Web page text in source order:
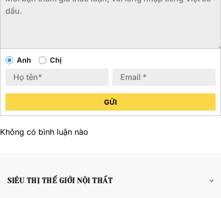
Anh Chị
GỬI
Không có bình luận nào
SIÊU THỊ THẾ GIỚI NỘI THẤT